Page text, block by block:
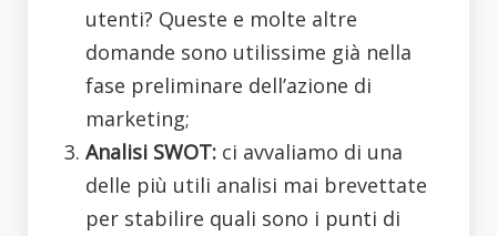
utenti? Queste e molte altre
domande sono utilissime già nella
fase preliminare dell’azione di
marketing;
Analisi SWOT:ci avvaliamo di una
delle più utili analisi mai brevettate
per stabilire quali sono i punti di